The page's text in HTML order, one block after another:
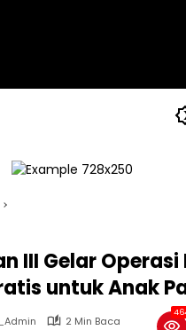
III Gelar Operasi
untuk Anak
2 Min Baca